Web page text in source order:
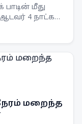
பாடின் மீது
4 நாட்கள்
மறைந்த